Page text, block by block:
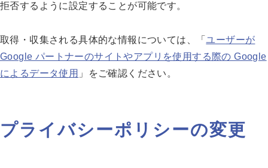
拒否するように設定することが可能です。
取得・収集される具体的な情報については、「ユーザーが
Google パートナーのサイトやアプリを使用する際の Google
によるデータ使用 」をご確認ください。
プライバシーポリシーの変更